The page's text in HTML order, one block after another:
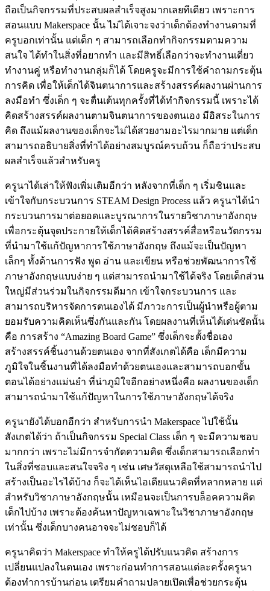
ถือเป็นกิจกรรมที่ประสบผลสำเร็จสูงมากเลยทีเดียว เพราะการ
สอนแบบ Makerspace นั้น ไม่ได้เจาะจงว่าเด็กต้องทำงานตามที่
ครูบอกเท่านั้น แต่เด็ก ๆ สามารถเลือกทำกิจกรรมตามความ
สนใจ ได้ทำในสิ่งที่อยากทำ และมีสิทธิ์เลือกว่าจะทำงานเดี่ยว
ทำงานคู่ หรือทำงานกลุ่มก็ได้ โดยครูจะมีการใช้คำถามกระตุ้น
การคิด เพื่อให้เด็กได้จินตนาการและสร้างสรรค์ผลงานผ่านการ
ลงมือทำ ซึ่งเด็ก ๆ จะตื่นเต้นทุกครั้งที่ได้ทำกิจกรรมนี้ เพราะได้
คิดสร้างสรรค์ผลงานตามจินตนาการของตนเอง มีอิสระในการ
คิด ถึงแม้ผลงานของเด็กจะไม่ได้สวยงามอะไรมากมาย แต่เด็ก
สามารถอธิบายสิ่งที่ทำได้อย่างสมบูรณ์ครบถ้วน ก็ถือว่าประสบ
ผลสำเร็จแล้วสำหรับครู
ครูนาได้เล่าให้ฟังเพิ่มเติมอีกว่า หลังจากที่เด็ก ๆ เริ่มชินและ
เข้าใจกับกระบวนการ STEAM Design Process แล้ว ครูนาได้นำ
กระบวนการมาต่อยอดและบูรณาการในรายวิชาภาษาอังกฤษ
เพื่อกระตุ้นจุดประกายให้เด็กได้คิดสร้างสรรค์สื่อหรือนวัตกรรม
ที่นำมาใช้แก้ปัญหาการใช้ภาษาอังกฤษ ถึงแม้จะเป็นปัญหา
เล็กๆ ทั้งด้านการฟัง พูด อ่าน และเขียน หรือช่วยพัฒนาการใช้
ภาษาอังกฤษแบบง่าย ๆ แต่สามารถนำมาใช้ได้จริง โดยเด็กส่วน
ใหญ่มีส่วนร่วมในกิจกรรมดีมาก เข้าใจกระบวนการ และ
สามารถบริหารจัดการตนเองได้ มีภาวะการเป็นผู้นำหรือผู้ตาม
ยอมรับความคิดเห็นซึ่งกันและกัน โดยผลงานที่เห็นได้เด่นชัดนั้น
คือ การสร้าง “Amazing Board Game” ซึ่งเด็กจะตั้งชื่อเอง
สร้างสรรค์ชิ้นงานด้วยตนเอง จากที่สังเกตได้คือ เด็กมีความ
ภูมิใจในชิ้นงานที่ได้ลงมือทำด้วยตนเองและสามารถบอกขั้น
ตอนได้อย่างแม่นยำ ที่น่าภูมิใจอีกอย่างหนึ่งคือ ผลงานของเด็ก
สามารถนำมาใช้แก้ปัญหาในการใช้ภาษาอังกฤษได้จริง
ครูนายังได้บอกอีกว่า สำหรับการนำ Makerspace ไปใช้นั้น
สังเกตได้ว่า ถ้าเป็นกิจกรรม Special Class เด็ก ๆ จะมีความชอบ
มากกว่า เพราะไม่มีการจำกัดความคิด ซึ่งเด็กสามารถเลือกทำ
ในสิ่งที่ชอบและสนใจจริง ๆ เช่น เศษวัสดุเหลือใช้สามารถนำไป
สร้างเป็นอะไรได้บ้าง ก็จะได้เห็นไอเดียแนวคิดที่หลากหลาย แต่
สำหรับวิชาภาษาอังกฤษนั้น เหมือนจะเป็นการบล็อคความคิด
เด็กไปบ้าง เพราะต้องค้นหาปัญหาเฉพาะในวิชาภาษาอังกฤษ
เท่านั้น ซึ่งเด็กบางคนอาจจะไม่ชอบก็ได้
ครูนาคิดว่า Makerspace ทำให้ครูได้ปรับแนวคิด สร้างการ
เปลี่ยนแปลงในตนเอง เพราะก่อนทำการสอนแต่ละครั้งครูนา
ต้องทำการบ้านก่อน เตรียมคำถามปลายเปิดเพื่อช่วยกระตุ้น